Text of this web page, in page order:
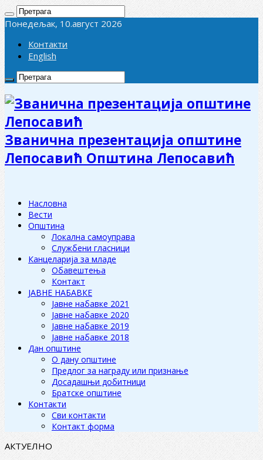
Понедељак, 10.август 2026
Контакти
English
Званична презентација општине
Лепосавић Општина Лепосавић
Насловна
Вести
Општина
Локална самоуправа
Службени гласници
Канцеларија за младе
Обавештења
Контакт
ЈАВНЕ НАБАВКЕ
Јавне набавке 2021
Јавне набавке 2020
Јавне набавке 2019
Јавне набавке 2018
Дан општине
О дану општине
Предлог за награду или признање
Досадашњи добитници
Братске општине
Контакти
Сви контакти
Контакт форма
АКТУЕЛНО